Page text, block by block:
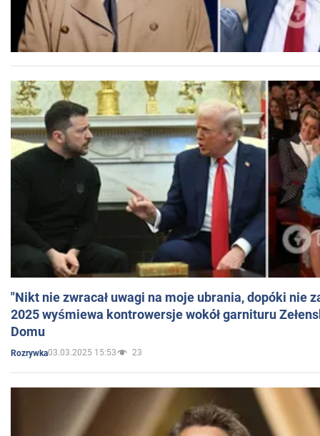
"Nikt nie zwracał uwagi na moje ubrania, dopóki nie
2025 wyśmiewa kontrowersje wokół garnituru
Domu
Rozrywka03.03.2025 15:53 23